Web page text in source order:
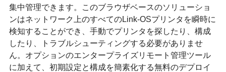
集中管理できます。このブラウザベースのソリューショ
ンはネットワーク上のすべてのLink-OSプリンタを瞬時に
検知することができ、手動でプリンタを探したり、構成
したり、トラブルシューティングする必要がありませ
ん。オプションのエンタープライズリモート管理ツール
に加えて、初期設定と構成を簡素化する無料のデプロイ